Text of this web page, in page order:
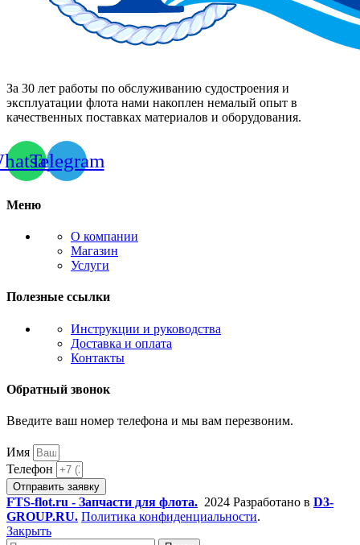
За 30 лет работы по обслуживанию судостроения и
эксплуатации флота нами накоплен немалый опыт в
качественных поставках материалов и оборудования.
Telegram
Меню
О компании
Магазин
Услуги
Полезные ссылки
Инструкции и руководства
Доставка и оплата
Контакты
Обратный звонок
Введите ваш номер телефона и мы вам перезвоним.
Имя
Телефон
Отправить заявку
FTS-flot.ru - Запчасти для флота. 2024 Разработано в D3-
GROUP.RU. Политика конфиденциальности.
Закрыть